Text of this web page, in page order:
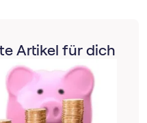
Artikel für dich